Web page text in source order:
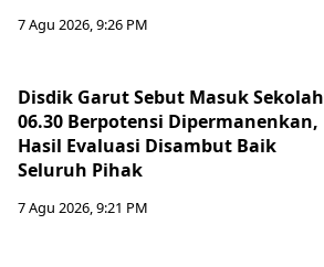
7 Agu 2026, 9:26 PM
Disdik Garut Sebut Masuk Sekolah
06.30 Berpotensi Dipermanenkan,
Hasil Evaluasi Disambut Baik
Seluruh Pihak
7 Agu 2026, 9:21 PM